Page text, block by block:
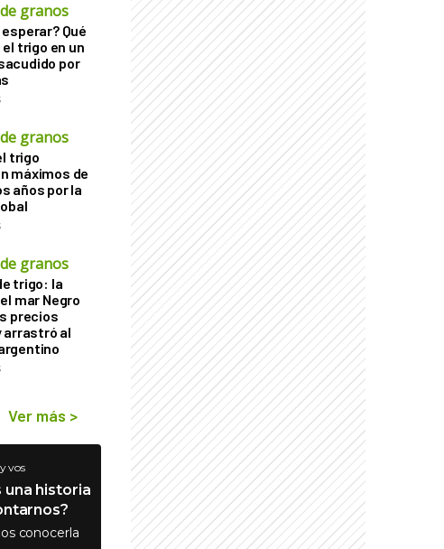
granos
Qué
trigo en un
por
granos
trigo
máximos de
años por la
granos
trigo: la
mar Negro
precios
arrastró al
Ver más >
vos
una historia
conocerla